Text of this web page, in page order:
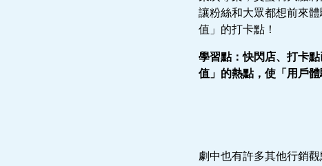
讓粉絲和大眾都想前來
值」的打卡點！
學習點：快閃店、打卡
值」的熱點，使「用戶體
劇中也有許多其他行銷